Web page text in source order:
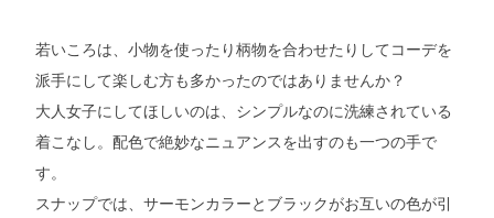
若いころは、小物を使ったり柄物を合わせたりしてコーデを
派手にして楽しむ方も多かったのではありませんか？
大人女子にしてほしいのは、シンプルなのに洗練されている
着こなし。配色で絶妙なニュアンスを出すのも一つの手で
す。
スナップでは、サーモンカラーとブラックがお互いの色が引